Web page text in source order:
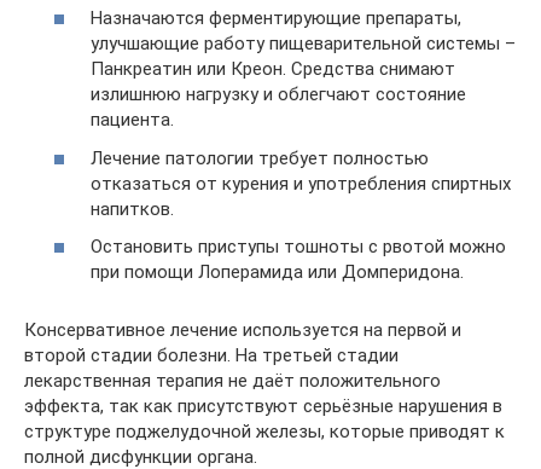
Назначаются ферментирующие препараты,
улучшающие работу пищеварительной системы –
Панкреатин или Креон. Средства снимают
излишнюю нагрузку и облегчают состояние
пациента.
Лечение патологии требует полностью
отказаться от курения и употребления спиртных
напитков.
Остановить приступы тошноты с рвотой можно
при помощи Лоперамида или Домперидона.
Консервативное лечение используется на первой и
второй стадии болезни. На третьей стадии
лекарственная терапия не даёт положительного
эффекта, так как присутствуют серьёзные нарушения в
структуре поджелудочной железы, которые приводят к
полной дисфункции органа.